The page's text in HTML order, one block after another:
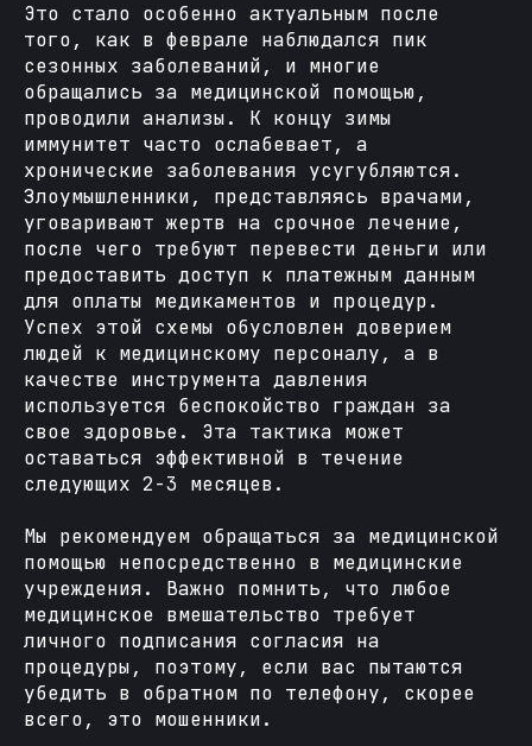
Это стало особенно актуальным после
того, как в феврале наблюдался пик
сезонных заболеваний, и многие
обращались за медицинской помощью,
проводили анализы. К концу зимы
иммунитет часто ослабевает, а
хронические заболевания усугубляются.
Злоумышленники, представляясь врачами,
уговаривают жертв на срочное лечение,
после чего требуют перевести деньги или
предоставить доступ к платежным данным
для оплаты медикаментов и процедур.
Успех этой схемы обусловлен доверием
людей к медицинскому персоналу, а в
качестве инструмента давления
используется беспокойство граждан за
свое здоровье. Эта тактика может
оставаться эффективной в течение
следующих 2-3 месяцев.
Мы рекомендуем обращаться за медицинской
помощью непосредственно в медицинские
учреждения. Важно помнить, что любое
медицинское вмешательство требует
личного подписания согласия на
процедуры, поэтому, если вас пытаются
убедить в обратном по телефону, скорее
всего, это мошенники.